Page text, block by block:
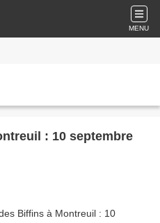
MENU
: 10 septembre